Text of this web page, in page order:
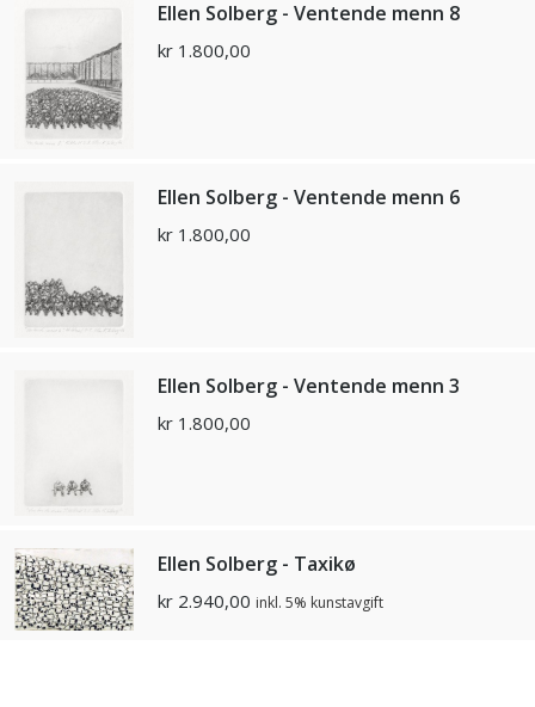
Ellen Solberg - Ventende menn 8
kr 1.800,00
Ellen Solberg - Ventende menn 6
kr 1.800,00
Ellen Solberg - Ventende menn 3
kr 1.800,00
Ellen Solberg - Taxikø
kr 2.940,00 inkl. 5% kunstavgift